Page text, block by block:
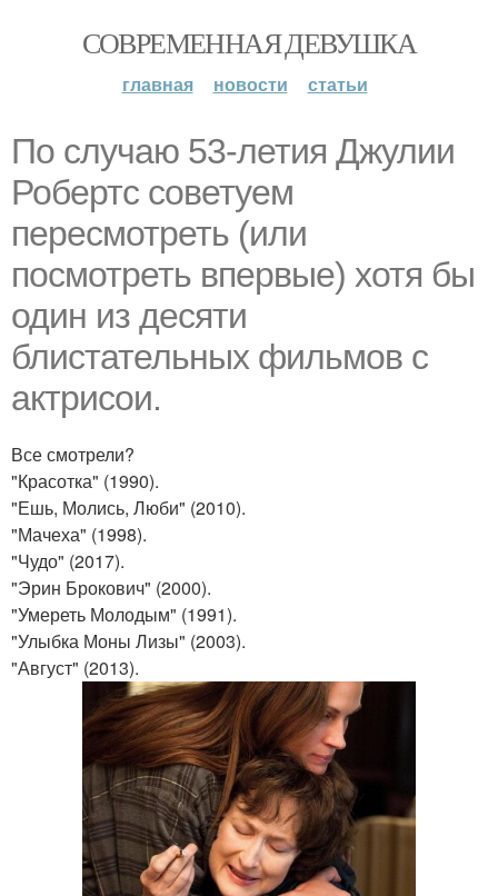
СОВРЕМЕННАЯ ДЕВУШКА
главная новости статьи
По случаю 53-летия Джулии
Робертс советуем
пересмотреть (или
посмотреть впервые) хотя бы
один из десяти
блистательных фильмов с
актрисои.
Все смотрели?
"Красотка" (1990).
"Ешь, Молись, Люби" (2010).
"Мачеха" (1998).
"Чудо" (2017).
"Эрин Брокович" (2000).
"Умереть Молодым" (1991).
"Улыбка Моны Лизы" (2003).
"Август" (2013).